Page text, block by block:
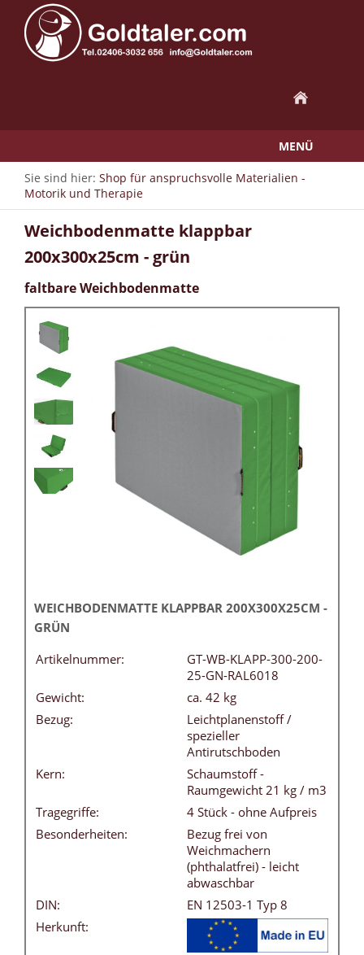
MENÜ
Sie sind hier: Shop für anspruchsvolle Materialien -
Motorik und Therapie
Weichbodenmatte klappbar
200x300x25cm - grün
faltbare Weichbodenmatte
WEICHBODENMATTE KLAPPBAR 200X300X25CM -
GRÜN
Artikelnummer:
GT-WB-KLAPP-300-200-
25-GN-RAL6018
Gewicht:
ca. 42 kg
Bezug:
Leichtplanenstoff /
spezieller
Antirutschboden
Kern:
Schaumstoff -
Raumgewicht 21 kg / m3
Tragegriffe:
4 Stück - ohne Aufpreis
Besonderheiten:
Bezug frei von
Weichmachern
(phthalatfrei) - leicht
abwaschbar
DIN:
EN 12503-1 Typ 8
Herkunft: